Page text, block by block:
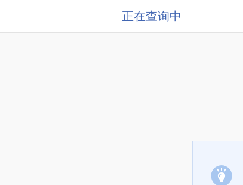
正在查询中